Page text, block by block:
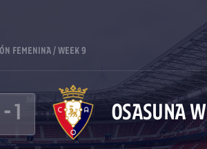
FEMENINA / WEEK 9
-1 OSASUNA W